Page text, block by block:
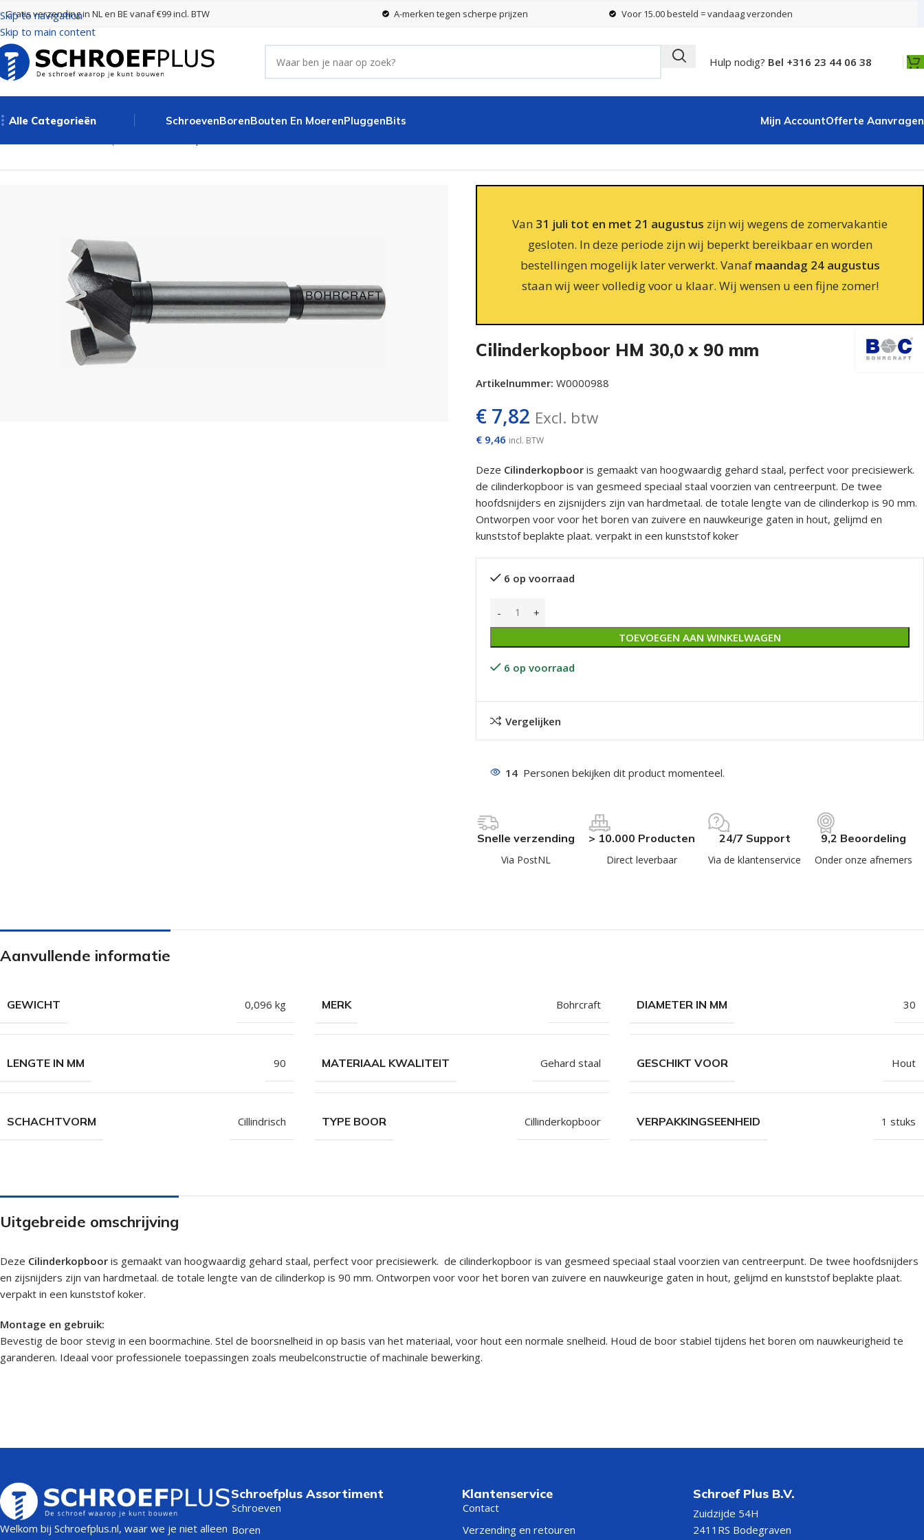
Skip to navigation
Skip to main content
Gratis verzending in NL en BE vanaf €99 incl. BTW A-merken tegen scherpe prijzen Voor 15.00 besteld = vandaag verzonden
Hulp nodig? Bel +316 23 44 06 38
Alle Categorieën
RVS Schroeven
Bolkopschroeven
Paalhouderschroeven
Afstandschroeven
Betonschroeven
Vleugelteks schroeven
Glaslatschroeven
SchroevenBorenBouten En MoerenPluggenBits Mijn AccountOfferte Aanvragen
Van 31 juli tot en met 21 augustus zijn wij wegens de zomervakantie
gesloten. In deze periode zijn wij beperkt bereikbaar en worden
bestellingen mogelijk later verwerkt. Vanaf maandag 24 augustus
staan wij weer volledig voor u klaar. Wij wensen u een fijne zomer!
Cilinderkopboor HM 30,0 x 90 mm
Artikelnummer: W0000988
€ 7,82 Excl. btw
€ 9,46 incl. BTW
Deze Cilinderkopboor is gemaakt van hoogwaardig gehard staal, perfect voor precisiewerk.
de cilinderkopboor is van gesmeed speciaal staal voorzien van centreerpunt. De twee
hoofdsnijders en zijsnijders zijn van hardmetaal. de totale lengte van de cilinderkop is 90 mm.
Ontworpen voor voor het boren van zuivere en nauwkeurige gaten in hout, gelijmd en
kunststof beplakte plaat. verpakt in een kunststof koker
6 op voorraad
TOEVOEGEN AAN WINKELWAGEN
6 op voorraad
Vergelijken
14 Personen bekijken dit product momenteel.
Snelle verzending
Via PostNL
> 10.000 Producten
Direct leverbaar
24/7 Support
Via de klantenservice
9,2 Beoordeling
Onder onze afnemers
Aanvullende informatie
GEWICHT 0,096 kg MERK Bohrcraft DIAMETER IN MM 30
LENGTE IN MM 90 MATERIAAL KWALITEIT Gehard staal GESCHIKT VOOR Hout
SCHACHTVORM Cillindrisch TYPE BOOR Cillinderkopboor VERPAKKINGSEENHEID 1 stuks
Uitgebreide omschrijving
Deze Cilinderkopboor is gemaakt van hoogwaardig gehard staal, perfect voor precisiewerk. de cilinderkopboor is van gesmeed speciaal staal voorzien van centreerpunt. De twee hoofdsnijders
en zijsnijders zijn van hardmetaal. de totale lengte van de cilinderkop is 90 mm. Ontworpen voor voor het boren van zuivere en nauwkeurige gaten in hout, gelijmd en kunststof beplakte plaat.
verpakt in een kunststof koker.
Montage en gebruik:
Bevestig de boor stevig in een boormachine. Stel de boorsnelheid in op basis van het materiaal, voor hout een normale snelheid. Houd de boor stabiel tijdens het boren om nauwkeurigheid te
garanderen. Ideaal voor professionele toepassingen zoals meubelconstructie of machinale bewerking.
Welkom bij Schroefplus.nl, waar we je niet alleen
Schroefplus Assortiment
Schroeven
Boren
Klantenservice
Contact
Verzending en retouren
Schroef Plus B.V.
Zuidzijde 54H
2411RS Bodegraven